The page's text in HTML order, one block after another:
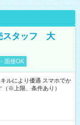
スタッフ 大
面接OK
ルにより優遇 スマホでか
※上限、条件あり）